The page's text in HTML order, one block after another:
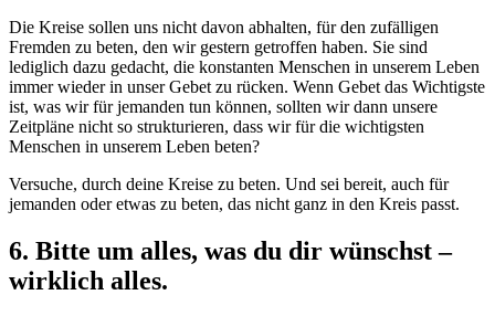
Die Kreise sollen uns nicht davon abhalten, für den zufälligen
Fremden zu beten, den wir gestern getroffen haben. Sie sind
lediglich dazu gedacht, die konstanten Menschen in unserem Leben
immer wieder in unser Gebet zu rücken. Wenn Gebet das Wichtigste
ist, was wir für jemanden tun können, sollten wir dann unsere
Zeitpläne nicht so strukturieren, dass wir für die wichtigsten
Menschen in unserem Leben beten?
Versuche, durch deine Kreise zu beten. Und sei bereit, auch für
jemanden oder etwas zu beten, das nicht ganz in den Kreis passt.
6. Bitte um alles, was du dir wünschst –
wirklich alles.